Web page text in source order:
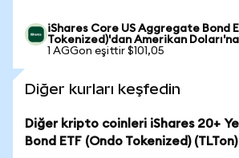
iShares Core US Aggregate Bond
Tokenized)'dan Amerikan Doları'na
1 AGGon eşittir $101,05
Diğer kurları keşfedin
Diğer kripto coinleri iShares 20+
Bond ETF (Ondo Tokenized)